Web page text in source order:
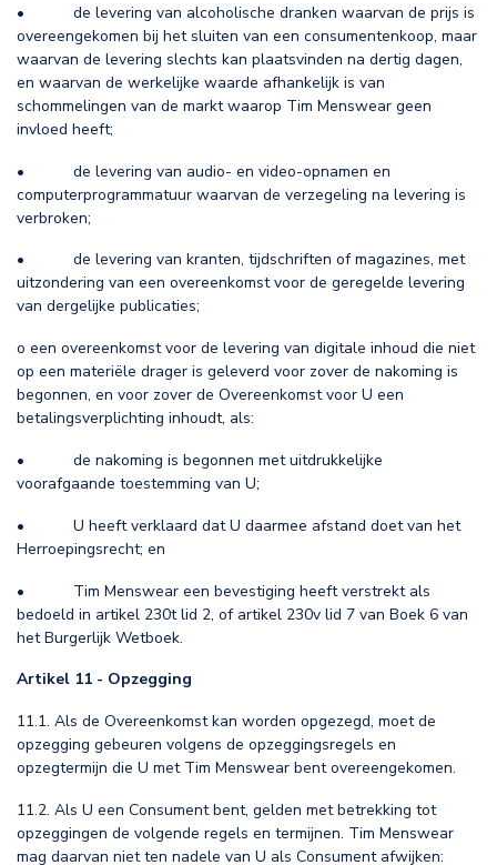
• de levering van alcoholische dranken waarvan de prijs is
overeengekomen bij het sluiten van een consumentenkoop, maar
waarvan de levering slechts kan plaatsvinden na dertig dagen,
en waarvan de werkelijke waarde afhankelijk is van
schommelingen van de markt waarop Tim Menswear geen
invloed heeft;
• de levering van audio- en video-opnamen en
computerprogrammatuur waarvan de verzegeling na levering is
verbroken;
• de levering van kranten, tijdschriften of magazines, met
uitzondering van een overeenkomst voor de geregelde levering
van dergelijke publicaties;
o een overeenkomst voor de levering van digitale inhoud die niet
op een materiële drager is geleverd voor zover de nakoming is
begonnen, en voor zover de Overeenkomst voor U een
betalingsverplichting inhoudt, als:
• de nakoming is begonnen met uitdrukkelijke
voorafgaande toestemming van U;
• U heeft verklaard dat U daarmee afstand doet van het
Herroepingsrecht; en
• Tim Menswear een bevestiging heeft verstrekt als
bedoeld in artikel 230t lid 2, of artikel 230v lid 7 van Boek 6 van
het Burgerlijk Wetboek.
Artikel 11 - Opzegging
11.1. Als de Overeenkomst kan worden opgezegd, moet de
opzegging gebeuren volgens de opzeggingsregels en
opzegtermijn die U met Tim Menswear bent overeengekomen.
11.2. Als U een Consument bent, gelden met betrekking tot
opzeggingen de volgende regels en termijnen. Tim Menswear
mag daarvan niet ten nadele van U als Consument afwijken: